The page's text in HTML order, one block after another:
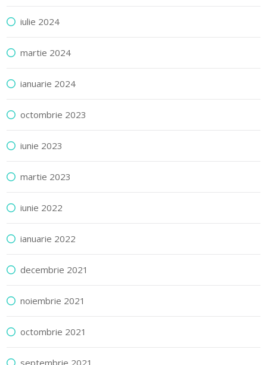
iulie 2024
martie 2024
ianuarie 2024
octombrie 2023
iunie 2023
martie 2023
iunie 2022
ianuarie 2022
decembrie 2021
noiembrie 2021
octombrie 2021
septembrie 2021